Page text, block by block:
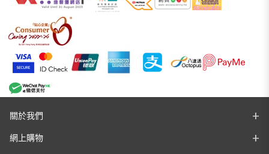
關於我們
網上購物